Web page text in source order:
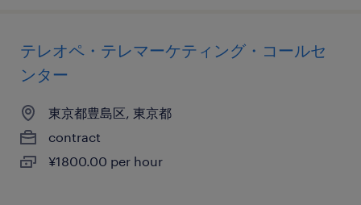
テレオペ・テレマーケティング・コールセ
ンター
東京都豊島区, 東京都
contract
¥1800.00 per hour